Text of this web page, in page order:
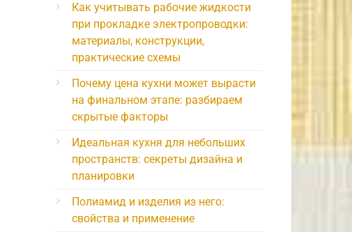
Как учитывать рабочие жидкости
при прокладке электропроводки:
материалы, конструкции,
практические схемы
Почему цена кухни может вырасти
на финальном этапе: разбираем
скрытые факторы
Идеальная кухня для небольших
пространств: секреты дизайна и
планировки
Полиамид и изделия из него:
свойства и применение